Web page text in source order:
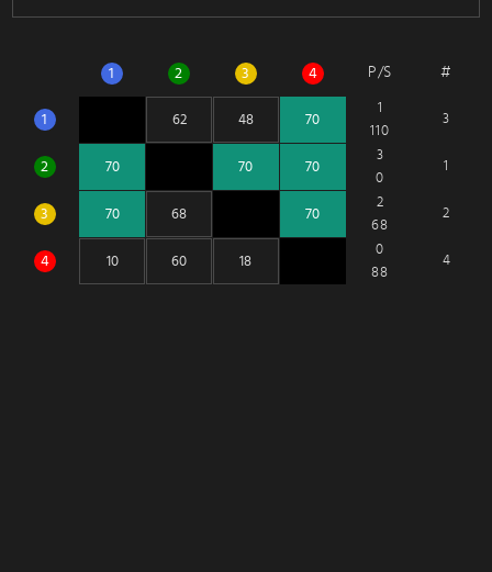
1 2 3 4 P/S #
1
1
110
3
2
3
0
1
3
2
68
2
4
0
88
4